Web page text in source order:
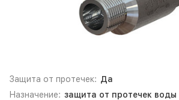
Защита от протечек: Да
Назначение: защита от протечек воды